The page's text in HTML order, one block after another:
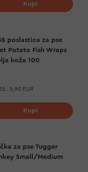
Kupi
poslastica za pse
Potato Fish Wraps
koža 100
5,90 EUR
na listu želja
Kupi
za pse Tugger
Small/Medium